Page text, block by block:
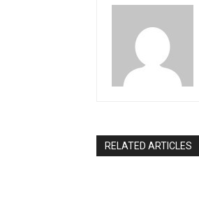
RELATED ARTICLES